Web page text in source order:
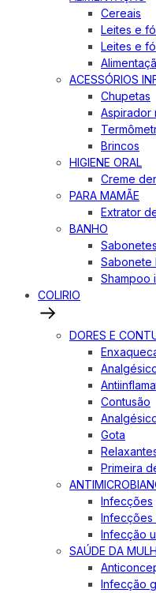
Cereais
Leites e
Leites e
ACESSÓRIOS
Chupetas
Aspirador
Brincos
HIGIENE ORAL
Creme
PARA MAMÃE
Extrator
BANHO
Sabonete
Shampoo
COLIRIO
DORES E
Contusão
Gota
Primeira
Infecções
Infecções
Infecção
SAÚDE DA
Infecção